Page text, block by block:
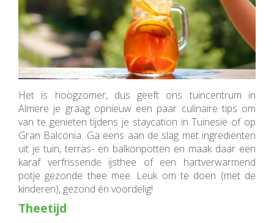
Het is hoogzomer, dus geeft ons tuincentrum in
Almere je graag opnieuw een paar culinaire tips om
van te genieten tijdens je staycation in Tuinesië of op
Gran Balconia. Ga eens aan de slag met ingrediënten
uit je tuin, terras- en balkonpotten en maak daar een
karaf verfrissende ijsthee of een hartverwarmend
potje gezonde thee mee. Leuk om te doen (met de
kinderen), gezond én voordelig!
Theetijd